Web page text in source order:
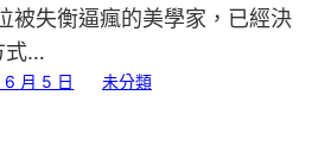
被失衡逼瘋的美學家，已經決
式…
月 5 日 未分類